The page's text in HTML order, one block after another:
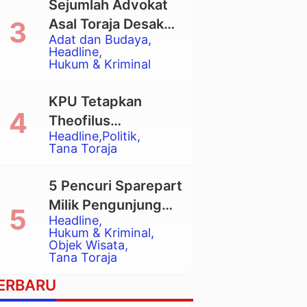
Adat dan Budaya
Headline
Hukum & Kriminal
Sejumlah Advokat
Asal Toraja Desak
Mahkamah Agung
Larang Penggunaan
Eksekusi Rumah
Adat Tongkonan
Headline Politik
Tana Toraja
KPU Tetapkan
Theofilus
Allorerung dan
Zadrak Tombe
sebagai Bupati dan
Wakil Bupati Tana
Toraja Terpilih
Headline
Hukum & Kriminal
Objek Wisata
Tana Toraja
5 Pencuri Sparepart
Milik Pengunjung
Objek Wisata
Pango-Pango
Ditangkap Polisi